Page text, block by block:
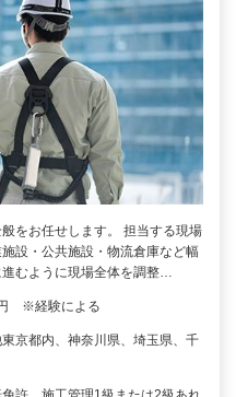
をお任せします。 担当する現場
設・公共施設・物流倉庫など幅
むように現場全体を調整…
※経験による
京都内、神奈川県、埼玉県、千